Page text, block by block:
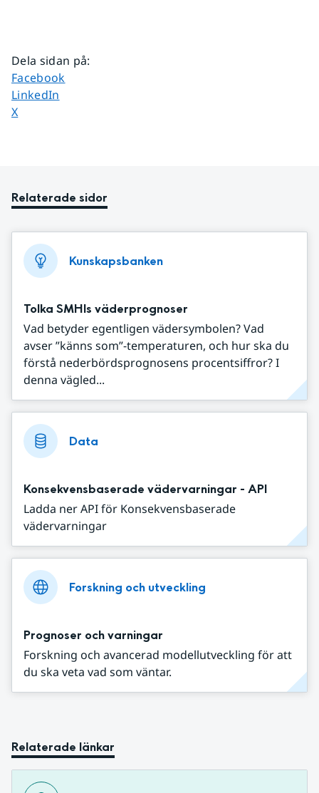
Dela sidan på:
Dela sidan på
Facebook
Dela sidan på
LinkedIn
Dela sidan på
X
Relaterade sidor
Kunskapsbanken
Tolka SMHIs väderprognoser
Vad betyder egentligen vädersymbolen? Vad
avser ”känns som”-temperaturen, och hur ska du
förstå nederbördsprognosens procentsiffror? I
denna vägled...
Data
Konsekvensbaserade vädervarningar - API
Ladda ner API för Konsekvensbaserade
vädervarningar
Forskning och utveckling
Prognoser och varningar
Forskning och avancerad modellutveckling för att
du ska veta vad som väntar.
Relaterade länkar